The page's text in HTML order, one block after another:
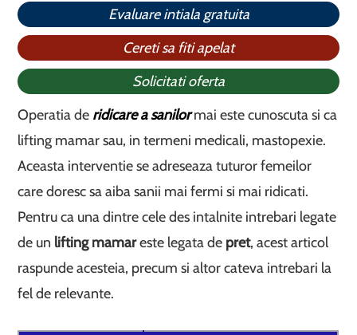
Evaluare intiala gratuita
Cereti sa fiti apelat
Solicitati oferta
Operatia de ridicare a sanilormai este cunoscuta si ca
lifting mamar sau, in termeni medicali, mastopexie.
Aceasta interventie se adreseaza tuturor femeilor
care doresc sa aiba sanii mai fermi si mai ridicati.
Pentru ca una dintre cele des intalnite intrebari legate
de un lifting mamareste legata de pret, acest articol
raspunde acesteia, precum si altor cateva intrebari la
fel de relevante.